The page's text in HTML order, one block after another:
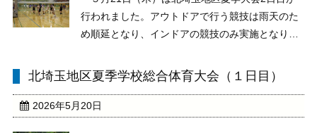
行われました。アウトドアで行う競技は雨天のた
め順延となり、インドアの競技のみ実施となりま
プレーしました。その結果、剣道部女子は個人戦
出場を決めまし ...
北埼玉地区夏季学校総合体育大会（１日目）
2026年5月20日